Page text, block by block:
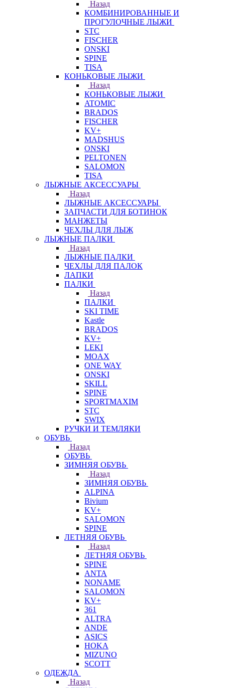
Назад
КОМБИНИРОВАННЫЕ И
ПРОГУЛОЧНЫЕ ЛЫЖИ
STC
FISCHER
ONSKI
SPINE
TISA
КОНЬКОВЫЕ ЛЫЖИ
Назад
КОНЬКОВЫЕ ЛЫЖИ
ATOMIC
BRADOS
FISCHER
KV+
MADSHUS
ONSKI
PELTONEN
SALOMON
TISA
ЛЫЖНЫЕ АКСЕССУАРЫ
Назад
ЛЫЖНЫЕ АКСЕССУАРЫ
ЗАПЧАСТИ ДЛЯ БОТИНОК
МАНЖЕТЫ
ЧЕХЛЫ ДЛЯ ЛЫЖ
ЛЫЖНЫЕ ПАЛКИ
Назад
ЛЫЖНЫЕ ПАЛКИ
ЧЕХЛЫ ДЛЯ ПАЛОК
ЛАПКИ
ПАЛКИ
Назад
ПАЛКИ
SKI TIME
Kastle
BRADOS
KV+
LEKI
MOAX
ONE WAY
ONSKI
SKILL
SPINE
SPORTMAXIM
STC
SWIX
РУЧКИ И ТЕМЛЯКИ
ОБУВЬ
Назад
ОБУВЬ
ЗИМНЯЯ ОБУВЬ
Назад
ЗИМНЯЯ ОБУВЬ
ALPINA
Bivium
KV+
SALOMON
SPINE
ЛЕТНЯЯ ОБУВЬ
Назад
ЛЕТНЯЯ ОБУВЬ
SPINE
ANTA
NONAME
SALOMON
KV+
361
ALTRA
ANDE
ASICS
HOKA
MIZUNO
SCOTT
ОДЕЖДА
Назад